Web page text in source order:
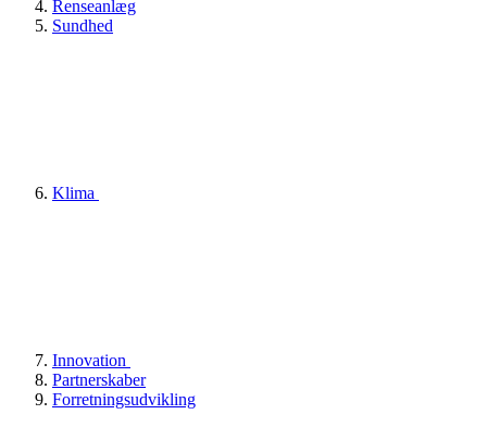
Renseanlæg
Sundhed
Klima
Innovation
Partnerskaber
Forretningsudvikling